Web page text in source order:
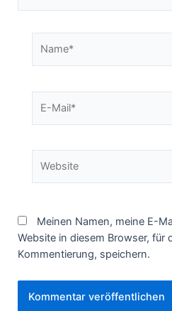
Mail*
Meinen Namen, meine E-
Website in diesem Browser, für
Kommentierung, speichern.